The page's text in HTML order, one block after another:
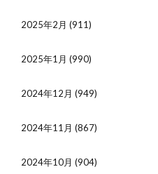
2025年2月 (911)
2025年1月 (990)
2024年12月 (949)
2024年11月 (867)
2024年10月 (904)